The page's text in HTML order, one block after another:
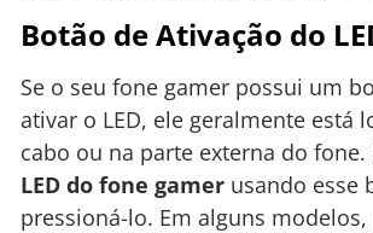
Botão de Ativação do
Se o seu fone gamer possui um
ativar o LED, ele geralmente está
cabo ou na parte externa do fone.
LED do fone gamer usando esse
pressioná-lo. Em alguns